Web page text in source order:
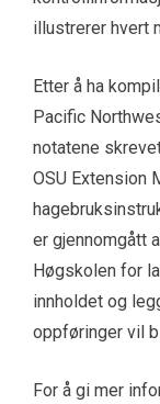
illustrerer hvert
Etter å ha
Pacific
notatene
OSU Extension
er gjennomgått
Høgskolen for
innholdet og
oppføringer vil
For å gi mer